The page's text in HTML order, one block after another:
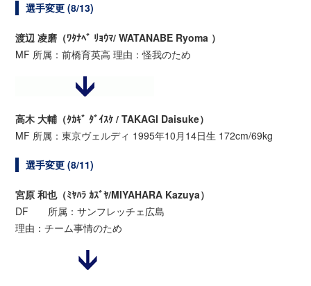
選手変更 (8/13)
渡辺 凌磨（ﾜﾀﾅﾍﾞ ﾘｮｳﾏ/ WATANABE Ryoma ）
MF 所属：前橋育英高 理由：怪我のため
高木 大輔（ﾀｶｷﾞ ﾀﾞｲｽｹ / TAKAGI Daisuke）
MF 所属：東京ヴェルディ 1995年10月14日生 172cm/69kg
選手変更 (8/11)
宮原 和也（ﾐﾔﾊﾗ ｶｽﾞﾔ/MIYAHARA Kazuya）
DF 所属：サンフレッチェ広島
理由：チーム事情のため